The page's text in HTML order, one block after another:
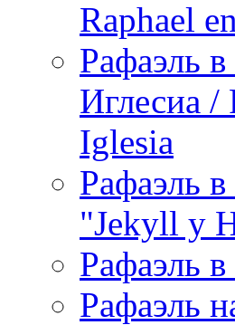
Raphael
Рафаэль
Иглесиа /
Iglesia
Рафаэль
"Jekyll y
Рафаэль
Рафаэль